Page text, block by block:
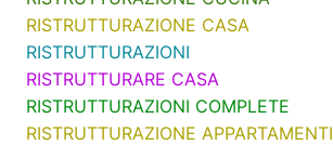
RISTRUTTURAZIONE CASA
RISTRUTTURAZIONI
RISTRUTTURARE CASA
RISTRUTTURAZIONI COMPLETE
RISTRUTTURAZIONE APPARTAMENTI